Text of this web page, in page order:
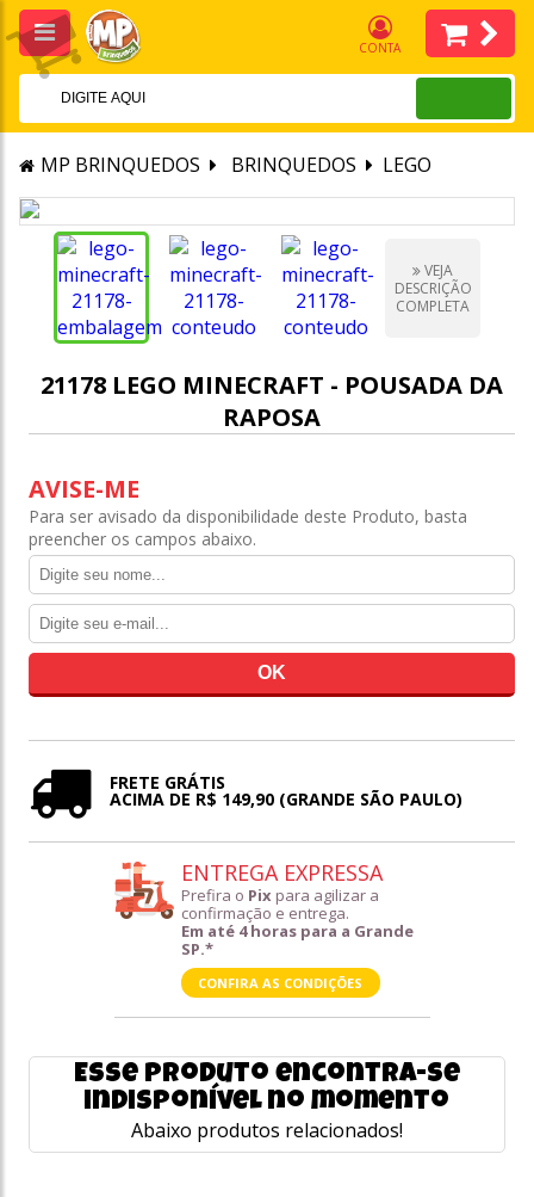
CONTA
MP BRINQUEDOS BRINQUEDOS LEGO
VEJA
DESCRIÇÃO
COMPLETA
21178 LEGO MINECRAFT - POUSADA DA
RAPOSA
AVISE-ME
Para ser avisado da disponibilidade deste Produto, basta
preencher os campos abaixo.
FRETE GRÁTIS
ACIMA DE R$ 149,90 (GRANDE SÃO PAULO)
ENTREGA EXPRESSA
Prefira o Pix para agilizar a
confirmação e entrega.
Em até 4 horas para a Grande
SP.*
CONFIRA AS CONDIÇÕES
Esse produto encontra-se
indisponível no momento
Abaixo produtos relacionados!